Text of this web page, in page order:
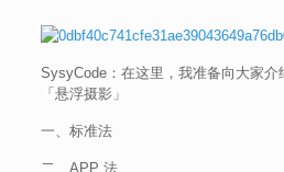
SysyCode：在这里，我准备向大家
「悬浮摄影」
一、标准法
二、APP 法